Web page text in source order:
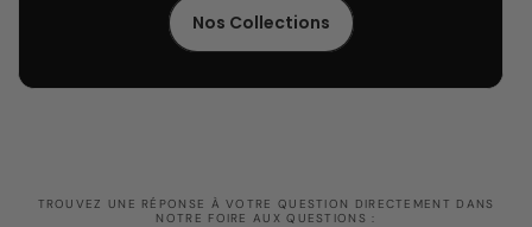
Nos Collections
TROUVEZ UNE RÉPONSE À VOTRE QUESTION DIRECTEMENT DANS
NOTRE FOIRE AUX QUESTIONS :